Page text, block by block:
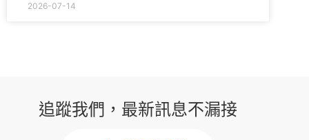
2026-07-14
追蹤我們，最新訊息不漏接